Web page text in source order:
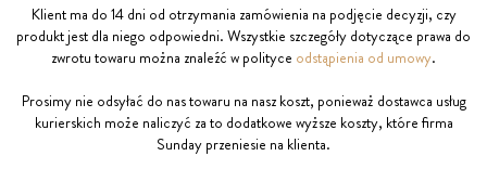
Klient ma do 14 dni od otrzymania zamówienia na podjęcie decyzji, czy
produkt jest dla niego odpowiedni. Wszystkie szczegóły dotyczące prawa do
zwrotu towaru można znaleźć w polityce odstąpienia od umowy.
Prosimy nie odsyłać do nas towaru na nasz koszt, ponieważ dostawca usług
kurierskich może naliczyć za to dodatkowe wyższe koszty, które firma
Sunday przeniesie na klienta.